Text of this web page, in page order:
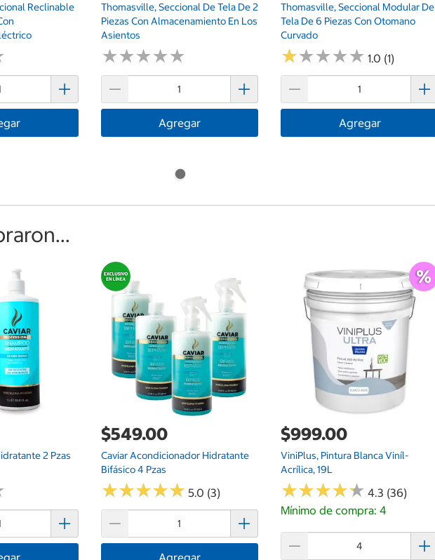
Reclinable
Thomasville, Seccional De Tela De 2
Piezas Con Almacenamiento En Los
Asientos
★★★★★
★★★★★
Agregar
Thomasville, Seccional Modular De
Tela De 6 Piezas Con Otomano
Curvado
★★★★★
★★★★★ 1.0 (1)
Agregar
2 Pzas
$549.00
Caviar Acondicionador Hidratante
Bifásico 4 Pzas
★★★★★
★★★★★ 5.0 (3)
$999.00
ViniPlus, Pintura Blanca Viníl-
Acrílica, 19L
★★★★★
★★★★★ 4.3 (36)
Mínimo de compra: 4